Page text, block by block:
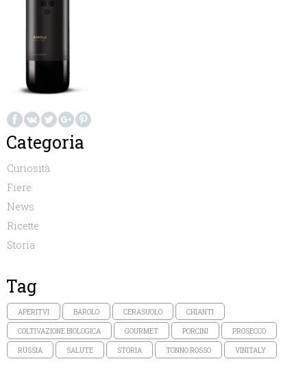
Categoria
Curiosità
Fiere
News
Ricette
Storia
Tag
APERITVI BAROLO CERASUOLO CHIANTI
COLTIVAZIONE BIOLOGICA GOURMET PORCINI PROSECCO
RUSSIA SALUTE STORIA TONNO ROSSO VINITALY